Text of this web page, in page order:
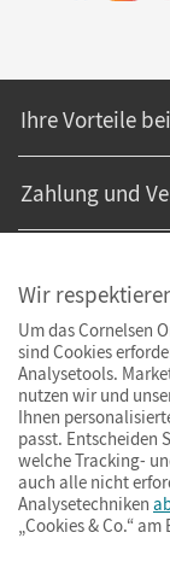
Ihre Vorteile
Zahlung und
ImpressumAGB
Wir
Um das Cornelsen
sind Cookies
Analysetools.
nutzen wir und
Ihnen
passt. Entscheiden
welche Tracking-
auch alle nicht
Analysetechniken
„Cookies & Co.“